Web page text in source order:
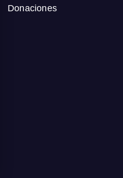
Donaciones